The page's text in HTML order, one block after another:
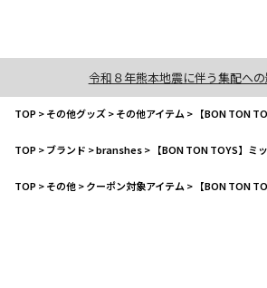
令和８年熊本地震に伴う集配へ
TOP>その他グッズ>その他アイテム > 【BON TON TOYS】
TOP>ブランド >branshes> 【BON TON TOYS】ミッフ
TOP>その他>クーポン対象アイテム > 【BON TON TOYS】